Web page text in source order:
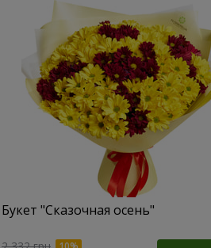
Букет "Сказочная осень"